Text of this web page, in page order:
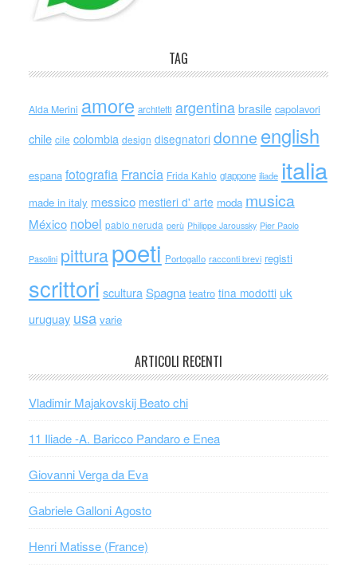
TAG
Alda Merini amore architetti argentina brasile capolavori
chile cile colombia design disegnatori donne english
espana fotografia Francia Frida Kahlo giappone iliade italia
made in italy messico mestieri d' arte moda musica
México nobel pablo neruda perù Philippe Jaroussky Pier Paolo
Pasolini pitturapoeti Portogallo racconti brevi registi
scrittori scultura Spagna teatro tina modotti uk
uruguay usa varie
ARTICOLI RECENTI
Vladimir Majakovskij Beato chi
11 Iliade -A. Baricco Pandaro e Enea
Giovanni Verga da Eva
Gabriele Galloni Agosto
Henri Matisse (France)